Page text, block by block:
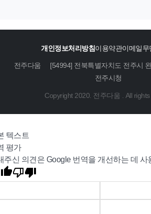
개인정보처리방침이용약관이메일무
전주다움
[54994] 전북특별자치도 전주시
전주시청
Copyright 2020. 전주다움 . All rights
텍스트
평가
주신 의견은 Google 번역을 개선하는 데 사